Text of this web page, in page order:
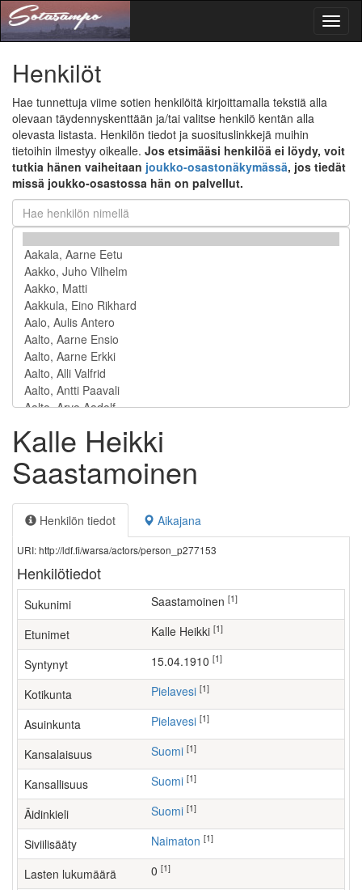
Henkilöt
Hae tunnettuja viime sotien henkilöitä kirjoittamalla tekstiä alla
olevaan täydennyskenttään ja/tai valitse henkilö kentän alla
olevasta listasta. Henkilön tiedot ja suosituslinkkejä muihin
tietoihin ilmestyy oikealle. Jos etsimääsi henkilöä ei löydy, voit
tutkia hänen vaiheitaan joukko-osastonäkymässä, jos tiedät
missä joukko-osastossa hän on palvellut.
Kalle Heikki
Saastamoinen
Henkilön tiedot Aikajana
URI: http://ldf.fi/warsa/actors/person_p277153
Henkilötiedot
Sukunimi Saastamoinen [1]
Etunimet Kalle Heikki [1]
Syntynyt 15.04.1910 [1]
Kotikunta Pielavesi [1]
Asuinkunta Pielavesi [1]
Kansalaisuus Suomi [1]
Kansallisuus Suomi [1]
Äidinkieli Suomi [1]
Siviilisääty Naimaton [1]
Lasten lukumäärä [1]